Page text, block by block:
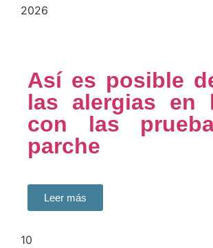
2026
Así es posible
las alergias en
con las
parche
Leer más
10